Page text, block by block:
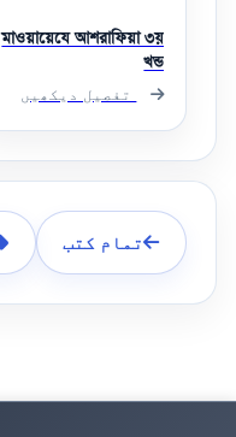
মাওয়ায়েযে আশরাফিয়া ৩য়
খন্ড
تفصیل دیکھیں
تمام کتب